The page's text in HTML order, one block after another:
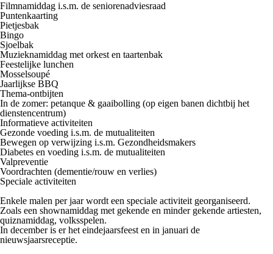
Filmnamiddag i.s.m. de seniorenadviesraad
Puntenkaarting
Pietjesbak
Bingo
Sjoelbak
Muzieknamiddag met orkest en taartenbak
Feestelijke lunchen
Mosselsoupé
Jaarlijkse BBQ
Thema-ontbijten
In de zomer: petanque & gaaibolling (op eigen banen dichtbij het
dienstencentrum)
Informatieve activiteiten
Gezonde voeding i.s.m. de mutualiteiten
Bewegen op verwijzing i.s.m. Gezondheidsmakers
Diabetes en voeding i.s.m. de mutualiteiten
Valpreventie
Voordrachten (dementie/rouw en verlies)
Speciale activiteiten
Enkele malen per jaar wordt een speciale activiteit georganiseerd.
Zoals een shownamiddag met gekende en minder gekende artiesten,
quiznamiddag, volksspelen.
In december is er het eindejaarsfeest en in januari de
nieuwsjaarsreceptie.